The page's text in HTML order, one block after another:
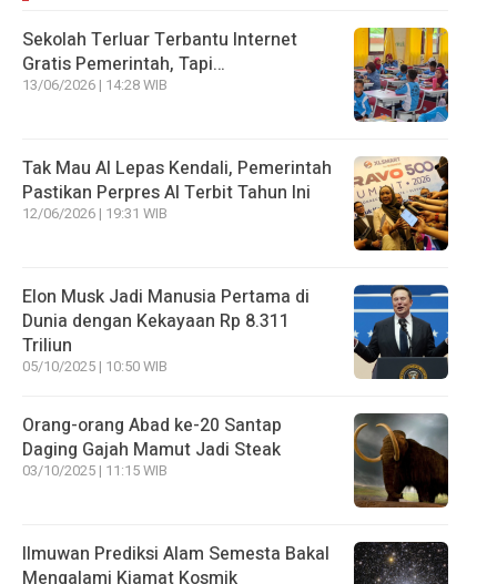
Sekolah Terluar Terbantu Internet
Gratis Pemerintah, Tapi…
13/06/2026 | 14:28 WIB
Tak Mau AI Lepas Kendali, Pemerintah
Pastikan Perpres AI Terbit Tahun Ini
12/06/2026 | 19:31 WIB
Elon Musk Jadi Manusia Pertama di
Dunia dengan Kekayaan Rp 8.311
Triliun
05/10/2025 | 10:50 WIB
Orang-orang Abad ke-20 Santap
Daging Gajah Mamut Jadi Steak
03/10/2025 | 11:15 WIB
Ilmuwan Prediksi Alam Semesta Bakal
Mengalami Kiamat Kosmik